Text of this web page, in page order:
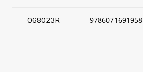
068023R 9786071691958